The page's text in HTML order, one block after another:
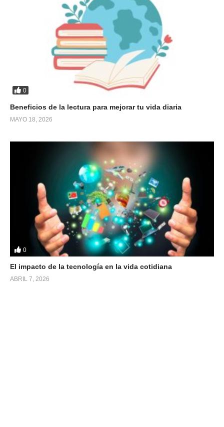
0
Beneficios de la lectura para mejorar tu vida diaria
MAYO 18, 2026
0
El impacto de la tecnología en la vida cotidiana
ABRIL 7, 2026